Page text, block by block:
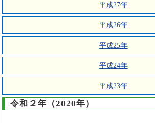
平成27年
平成26年
平成25年
平成24年
平成23年
令和２年（2020年）